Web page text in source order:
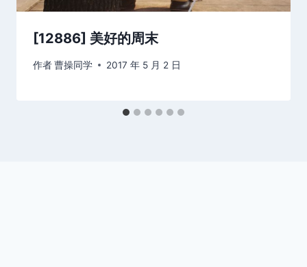
[12886] 美好的周末
作者曹操同学 2017 年 5 月 2 日